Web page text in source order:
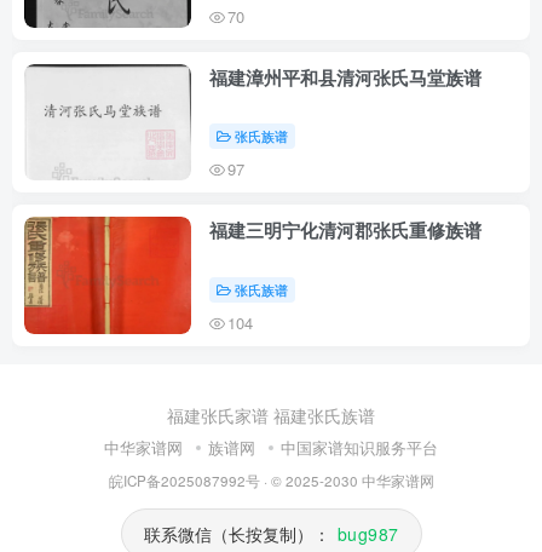
70
福建漳州平和县清河张氏马堂族谱
张氏族谱
97
福建三明宁化清河郡张氏重修族谱
张氏族谱
104
福建张氏家谱 福建张氏族谱
中华家谱网 族谱网 中国家谱知识服务平台
皖ICP备2025087992号· © 2025-2030 中华家谱网
联系微信（长按复制）： bug987